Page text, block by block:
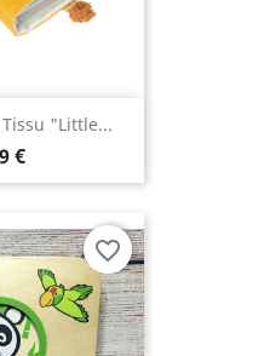
"Little...
€
favorite_border